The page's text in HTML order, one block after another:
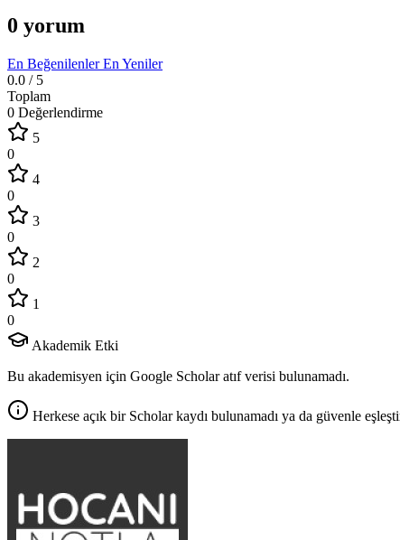
0 yorum
En BeğenilenlerEn Yeniler
0.0 / 5
Toplam
0 Değerlendirme
5
0
4
0
3
0
2
0
1
0
Akademik Etki
Bu akademisyen için Google Scholar atıf verisi bulunamadı.
Herkese açık bir Scholar kaydı bulunamadı ya da güvenle